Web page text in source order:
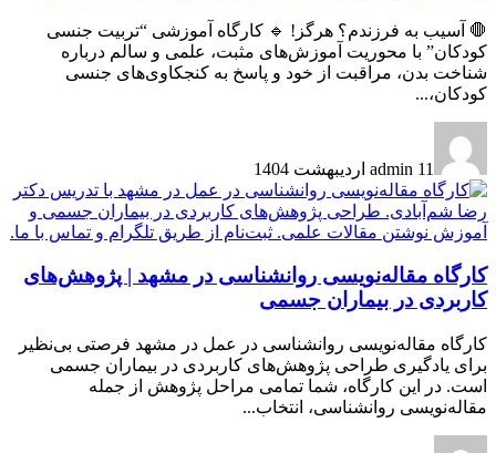
🛑 آسیب به فرزندم؟ هرگز! 🔹 کارگاه آموزشی “تربیت جنسی
کودکان” با محوریت آموزش‌های مثبت، علمی و سالم درباره
شناخت بدن، مراقبت از خود و پاسخ به کنجکاوی‌های جنسی
کودکان،...
admin 11 اردیبهشت 1404
کارگاه مقاله‌نویسی روانشناسی در مشهد | پژوهش‌های
کاربردی در بیماران جسمی
کارگاه مقاله‌نویسی روانشناسی در عمل در مشهد فرصتی بی‌نظیر
برای یادگیری طراحی پژوهش‌های کاربردی در بیماران جسمی
است. در این کارگاه، شما تمامی مراحل پژوهش از جمله
مقاله‌نویسی روانشناسی، انتخاب...